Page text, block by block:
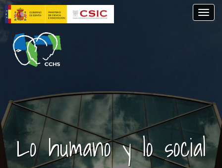
Pasar
al
contenido
principal
Lo humano y lo social